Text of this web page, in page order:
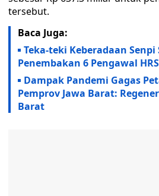
tersebut.
Baca Juga:
Teka-teki Keberadaan
Penembakan 6 Pengawal HRS
Dampak Pandemi Gagas
Pemprov Jawa Barat:
Barat